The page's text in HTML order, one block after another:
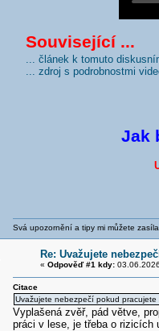
Související ...
... článek k tomuto
... zdroj s podrobnostmi
Jak
Svá upozornění a tipy mi můžete
Re: Uvažujete
« Odpověď #1 kdy:
Citace
Uvažujete nebezpečí pokud
Vyplašená zvěř, pád větve,
práci v lese, je třeba o rizicích